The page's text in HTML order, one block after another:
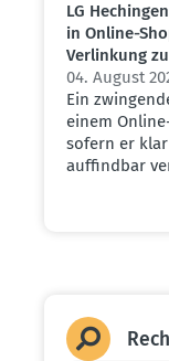
LG
in Online-
Verlinkung
04. August
Ein
einem
sofern er
auffindbar